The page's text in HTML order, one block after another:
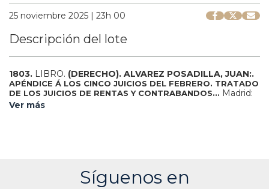
25 noviembre 2025 | 23h 00
Descripción del lote
1803. LIBRO. (DERECHO). ALVAREZ POSADILLA, JUAN:.
APÉNDICE Á LOS CINCO JUICIOS DEL FEBRERO. TRATADO
DE LOS JUICIOS DE RENTAS Y CONTRABANDOS... Madrid:
En la oficina de los señores García y Compañía, 1803. 8º
Ver más
Síguenos en